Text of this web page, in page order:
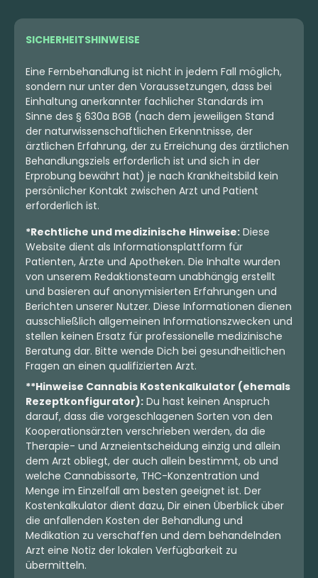
SICHERHEITSHINWEISE
Eine Fernbehandlung ist nicht in jedem Fall möglich,
sondern nur unter den Voraussetzungen, dass bei
Einhaltung anerkannter fachlicher Standards im
Sinne des § 630a BGB (nach dem jeweiligen Stand
der naturwissenschaftlichen Erkenntnisse, der
ärztlichen Erfahrung, der zu Erreichung des ärztlichen
Behandlungsziels erforderlich ist und sich in der
Erprobung bewährt hat) je nach Krankheitsbild kein
persönlicher Kontakt zwischen Arzt und Patient
erforderlich ist.
*Rechtliche und medizinische Hinweise: Diese
Website dient als Informationsplattform für
Patienten, Ärzte und Apotheken. Die Inhalte wurden
von unserem Redaktionsteam unabhängig erstellt
und basieren auf anonymisierten Erfahrungen und
Berichten unserer Nutzer. Diese Informationen dienen
ausschließlich allgemeinen Informationszwecken und
stellen keinen Ersatz für professionelle medizinische
Beratung dar. Bitte wende Dich bei gesundheitlichen
Fragen an einen qualifizierten Arzt.
**Hinweise Cannabis Kostenkalkulator (ehemals
Rezeptkonfigurator): Du hast keinen Anspruch
darauf, dass die vorgeschlagenen Sorten von den
Kooperationsärzten verschrieben werden, da die
Therapie- und Arzneientscheidung einzig und allein
dem Arzt obliegt, der auch allein bestimmt, ob und
welche Cannabissorte, THC-Konzentration und
Menge im Einzelfall am besten geeignet ist. Der
Kostenkalkulator dient dazu, Dir einen Überblick über
die anfallenden Kosten der Behandlung und
Medikation zu verschaffen und dem behandelnden
Arzt eine Notiz der lokalen Verfügbarkeit zu
übermitteln.